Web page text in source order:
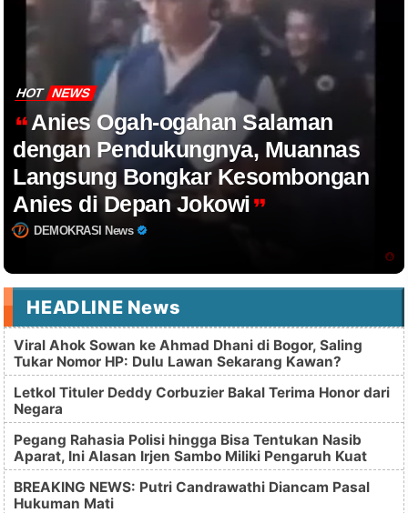
HOT NEWS
Anies Ogah-ogahan Salaman
dengan Pendukungnya, Muannas
Langsung Bongkar Kesombongan
Anies di Depan Jokowi
DEMOKRASI News
HEADLINE News
Viral Ahok Sowan ke Ahmad Dhani di Bogor, Saling
Tukar Nomor HP: Dulu Lawan Sekarang Kawan?
Letkol Tituler Deddy Corbuzier Bakal Terima Honor dari
Negara
Pegang Rahasia Polisi hingga Bisa Tentukan Nasib
Aparat, Ini Alasan Irjen Sambo Miliki Pengaruh Kuat
BREAKING NEWS: Putri Candrawathi Diancam Pasal
Hukuman Mati